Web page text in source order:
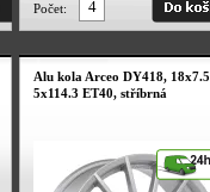
Počet:
Alu kola Arceo DY418, 18x7.5
5x114.3 ET40, stříbrná